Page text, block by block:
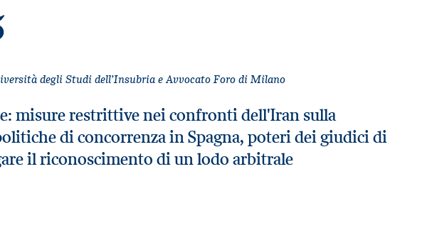
degli Studi dell’Insubria e Avvocato Foro di Milano
misure restrittive nei confronti dell'Iran sulla
di concorrenza in Spagna, poteri dei giudici di
il riconoscimento di un lodo arbitrale